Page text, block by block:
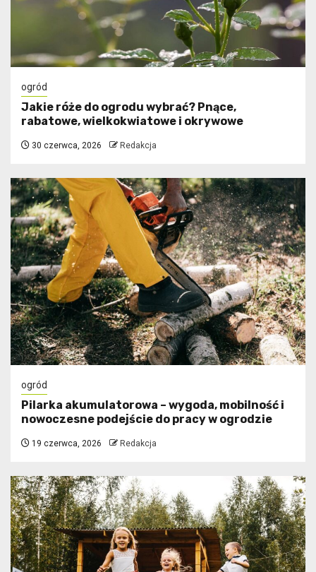
ogród
Jakie róże do ogrodu wybrać? Pnące,
rabatowe, wielkokwiatowe i okrywowe
30 czerwca, 2026 Redakcja
ogród
Pilarka akumulatorowa – wygoda, mobilność i
nowoczesne podejście do pracy w ogrodzie
19 czerwca, 2026 Redakcja